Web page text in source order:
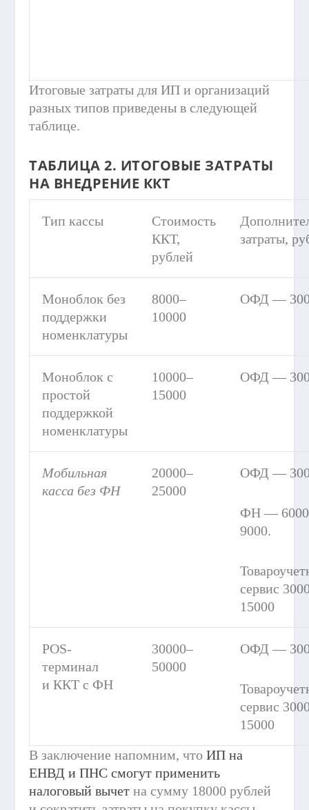
Итоговые затраты для ИП и организаций
разных типов приведены в следующей
таблице.
ТАБЛИЦА 2. ИТОГОВЫЕ ЗАТРАТЫ
НА ВНЕДРЕНИЕ ККТ
Тип кассы
Стоимость
ККТ,
рублей
затраты,
Моноблок без
поддержки
номенклатуры
8000–
10000
ОФД —
Моноблок с
простой
поддержкой
номенклатуры
10000–
15000
ОФД —
Мобильная
касса без ФН
20000–
25000
ОФД —
ФН —
9000.
сервис
15000
POS-
терминал
и ККТ с ФН
30000–
50000
ОФД —
сервис
15000
В заключение напомним, чтоИП на
ЕНВД и ПНС смогут применить
налоговый вычет на сумму 18000 рублей